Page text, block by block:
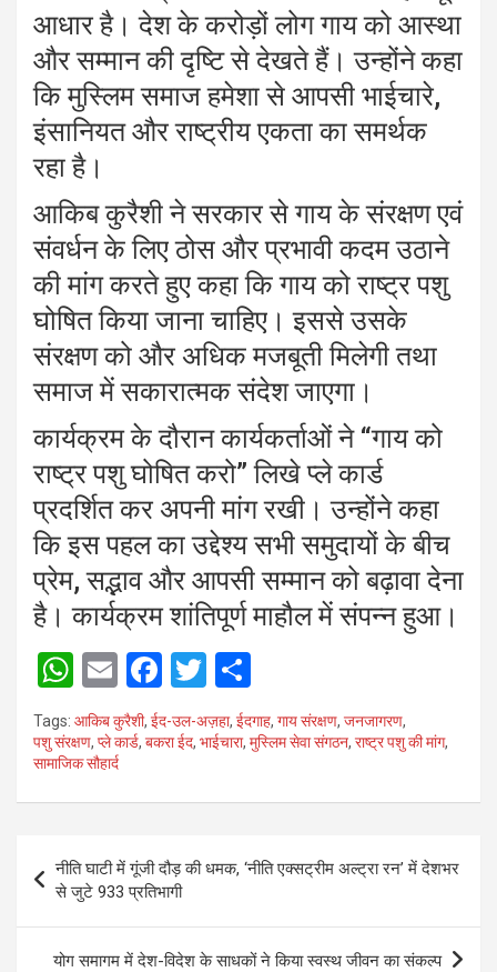
आधार है। देश के करोड़ों लोग गाय को आस्था
और सम्मान की दृष्टि से देखते हैं। उन्होंने कहा
कि मुस्लिम समाज हमेशा से आपसी भाईचारे,
इंसानियत और राष्ट्रीय एकता का समर्थक
रहा है।
आकिब कुरैशी ने सरकार से गाय के संरक्षण एवं
संवर्धन के लिए ठोस और प्रभावी कदम उठाने
की मांग करते हुए कहा कि गाय को राष्ट्र पशु
घोषित किया जाना चाहिए। इससे उसके
संरक्षण को और अधिक मजबूती मिलेगी तथा
समाज में सकारात्मक संदेश जाएगा।
कार्यक्रम के दौरान कार्यकर्ताओं ने “गाय को
राष्ट्र पशु घोषित करो” लिखे प्ले कार्ड
प्रदर्शित कर अपनी मांग रखी। उन्होंने कहा
कि इस पहल का उद्देश्य सभी समुदायों के बीच
प्रेम, सद्भाव और आपसी सम्मान को बढ़ावा देना
है। कार्यक्रम शांतिपूर्ण माहौल में संपन्न हुआ।
W
h
at
s
A
p
E
m
ail
F
a
ce
o
o
k
T
wi
tt
h
ar
Tags: आकिब कुरैशी, ईद-उल-अज़हा, ईदगाह, गाय संरक्षण, जनजागरण,
पशु संरक्षण, प्ले कार्ड, बकरा ईद, भाईचारा, मुस्लिम सेवा संगठन, राष्ट्र पशु की मांग,
सामाजिक सौहार्द
navigation
नीति घाटी में गूंजी दौड़ की धमक, ‘नीति एक्सट्रीम अल्ट्रा रन’ में देशभर
से जुटे 933 प्रतिभागी
योग समागम में देश-विदेश के साधकों ने किया स्वस्थ जीवन का संकल्प